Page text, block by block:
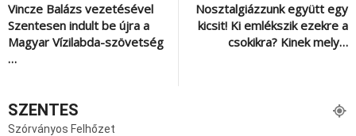
Vincze Balázs vezetésével
Szentesen indult be újra a
Magyar Vízilabda-szövetség
…
Nosztalgiázzunk együtt egy
kicsit! Ki emlékszik ezekre a
csokikra? Kinek mely…
SZENTES
Szórványos Felhőzet